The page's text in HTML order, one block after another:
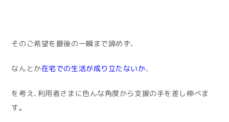
そのご希望を最後の一瞬まで諦めず、
なんとか在宅での生活が成り立たないか、
を考え、利用者さまに色んな角度から支援の手を差し伸べま
す。